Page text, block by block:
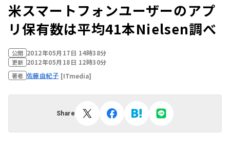
米スマートフォンユーザーのアプ
リ保有数は平均41本――Nielsen調べ
公開 2012年05月17日 14時38分
更新 2012年05月18日 12時30分
著者 佐藤由紀子 [ITmedia]
Share